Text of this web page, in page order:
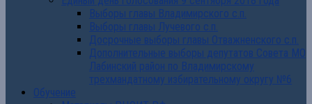
Выборы главы Владимирского с.п.
Выборы главы Лучевого с.п.
Досрочные выборы главы Отважненского с.п.
Дополнительные выборы депутатов Совета МО
Лабинский район по Владимирскому
трехмандатному избирательному округу №6
Обучение